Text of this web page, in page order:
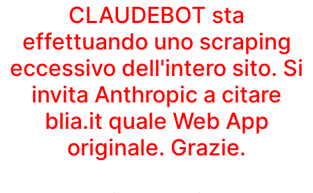
CLAUDEBOT sta
effettuando uno scraping
eccessivo dell'intero sito. Si
invita Anthropic a citare
blia.it quale Web App
originale. Grazie.